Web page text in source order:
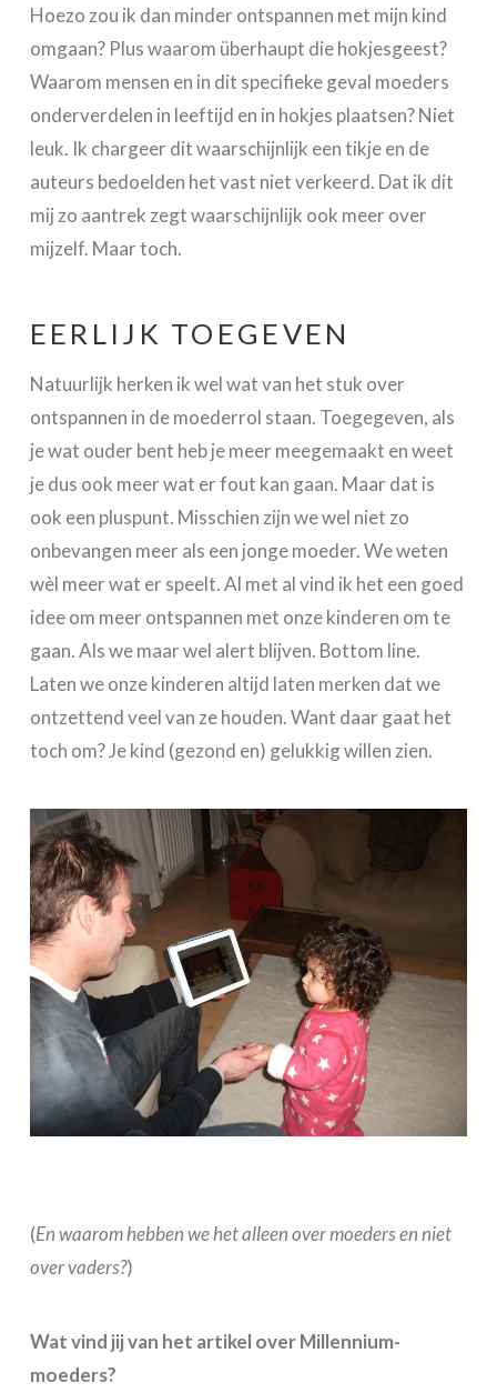
Hoezo zou ik dan minder ontspannen met mijn kind
omgaan? Plus waarom überhaupt die hokjesgeest?
Waarom mensen en in dit specifieke geval moeders
onderverdelen in leeftijd en in hokjes plaatsen? Niet
leuk. Ik chargeer dit waarschijnlijk een tikje en de
auteurs bedoelden het vast niet verkeerd. Dat ik dit
mij zo aantrek zegt waarschijnlijk ook meer over
mijzelf. Maar toch.
EERLIJK TOEGEVEN
Natuurlijk herken ik wel wat van het stuk over
ontspannen in de moederrol staan. Toegegeven, als
je wat ouder bent heb je meer meegemaakt en weet
je dus ook meer wat er fout kan gaan. Maar dat is
ook een pluspunt. Misschien zijn we wel niet zo
onbevangen meer als een jonge moeder. We weten
wèl meer wat er speelt. Al met al vind ik het een goed
idee om meer ontspannen met onze kinderen om te
gaan. Als we maar wel alert blijven. Bottom line.
Laten we onze kinderen altijd laten merken dat we
ontzettend veel van ze houden. Want daar gaat het
toch om? Je kind (gezond en) gelukkig willen zien.
(En waarom hebben we het alleen over moeders en niet
over vaders?)
Wat vind jij van het artikel over Millennium-
moeders?